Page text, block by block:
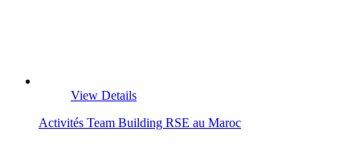
View Details
Activités Team Building RSE au Maroc